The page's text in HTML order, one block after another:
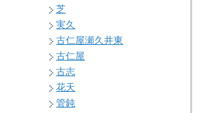
芝
実久
古仁屋瀬久井東
古仁屋
古志
花天
管鈍